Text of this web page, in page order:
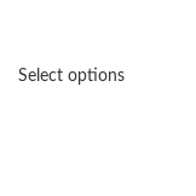
Select options